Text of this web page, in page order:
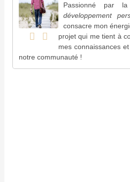
Passionné par
développement
consacre mon
projet qui me tient à
mes connaissances
notre communauté !